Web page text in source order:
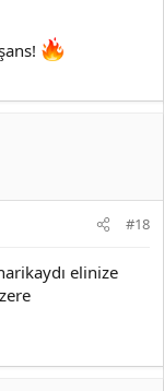
#18
elinize